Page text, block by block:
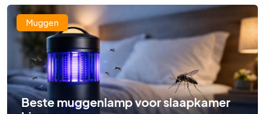
Muggen
Beste muggenlamp voor slaapkamer